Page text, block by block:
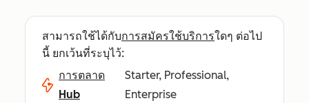
สามารถใช้ได้กับการสมัครใช้บริการใดๆ ต่อไป
นี้ ยกเว้นที่ระบุไว้:
การตลาด
Hub
Starter, Professional,
Enterprise